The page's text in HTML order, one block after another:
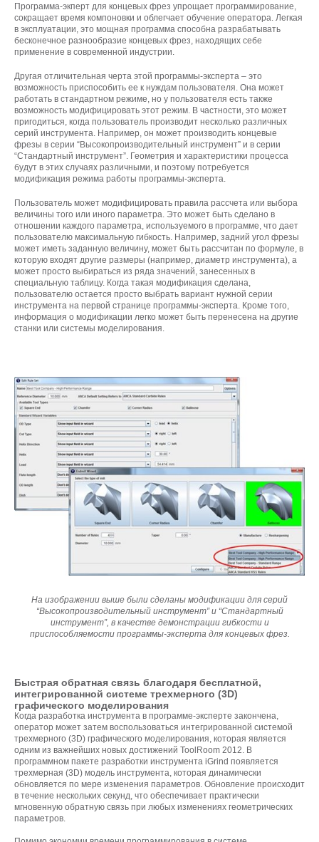
Программа-экперт для концевых фрез упрощает программирование,
сокращает время компоновки и облегчает обучение оператора. Легкая
в эксплуатации, это мощная программа способна разрабатывать
бесконечное разнообразие концевых фрез, находящих себе
применение в современной индустрии.
Другая отличительная черта этой программы-эксперта – это
возможность приспособить ее к нуждам пользователя. Она может
работать в стандартном режиме, но у пользователя есть также
возможность модифицировать этот режим. В частности, это может
пригодиться, когда пользователь производит несколько различных
серий инструмента. Например, он может производить концевые
фрезы в серии “Высокопроизводительный инструмент” и в серии
“Стандартный инструмент”. Геометрия и характеристики процесса
будут в этих случаях различными, и поэтому потребуется
модификация режима работы программы-эксперта.
Пользователь может модифицировать правила рассчета или выбора
величины того или иного параметра. Это может быть сделано в
отношении каждого параметра, используемого в программе, что дает
пользователю максимальную гибкость. Например, задний угол фрезы
может иметь заданную величину, может быть рассчитан по формуле, в
которую входят другие размеры (например, диаметр инструмента), а
может просто выбираться из ряда значений, занесенных в
специальную таблицу. Когда такая модификация сделана,
пользователю остается просто выбрать вариант нужной серии
инструмента на первой странице программы-эксперта. Кроме того,
информация о модификации легко может быть перенесена на другие
станки или системы моделирования.
На изображении выше были сделаны модификации для серий
“Высокопроизводительный инструмент” и “Стандартный
инструмент”, в качестве демонстрации гибкости и
приспособляемости программы-эксперта для концевых фрез.
Быстрая обратная связь благодаря бесплатной,
интегрированной системе трехмерного (3D)
графического моделирования
Когда разработка инструмента в программе-эксперте закончена,
оператор может затем воспользоваться интегрированной системой
трехмерного (3D) графического моделирования, которая является
одним из важнейших новых достижений ToolRoom 2012. В
программном пакете разработки инструмента iGrind появляется
трехмерная (3D) модель инструмента, которая динамически
обновляется по мере изменения параметров. Обновление происходит
в течение нескольких секунд, что обеспечивает практически
мгновенную обратную связь при любых изменениях геометрических
параметров.